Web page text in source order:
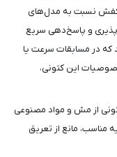
کفش نسبت به مدل‌های
و پاسخ‌دهی سریع
که در مسابقات سرعت یا
خصوصیات این کتونی،
از مش و مواد مصنوعی
مناسب، مانع از تعریق